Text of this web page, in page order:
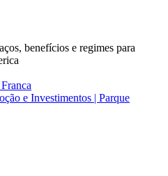
benefícios e regimes para
e Investimentos | Parque